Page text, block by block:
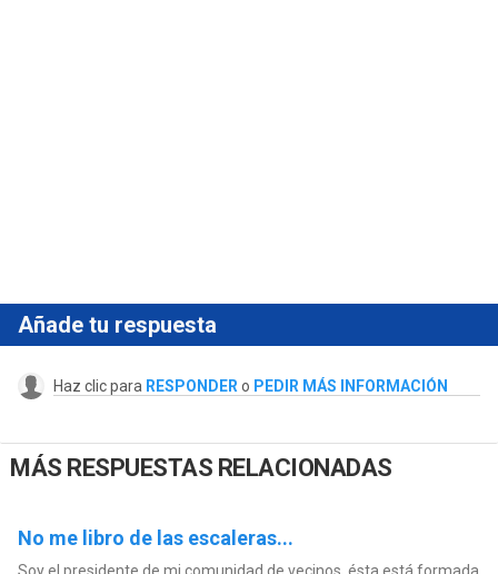
Añade tu respuesta
Haz clic para RESPONDER o PEDIR MÁS INFORMACIÓN
MÁS RESPUESTAS RELACIONADAS
No me libro de las escaleras...
Soy el presidente de mi comunidad de vecinos, ésta está formada